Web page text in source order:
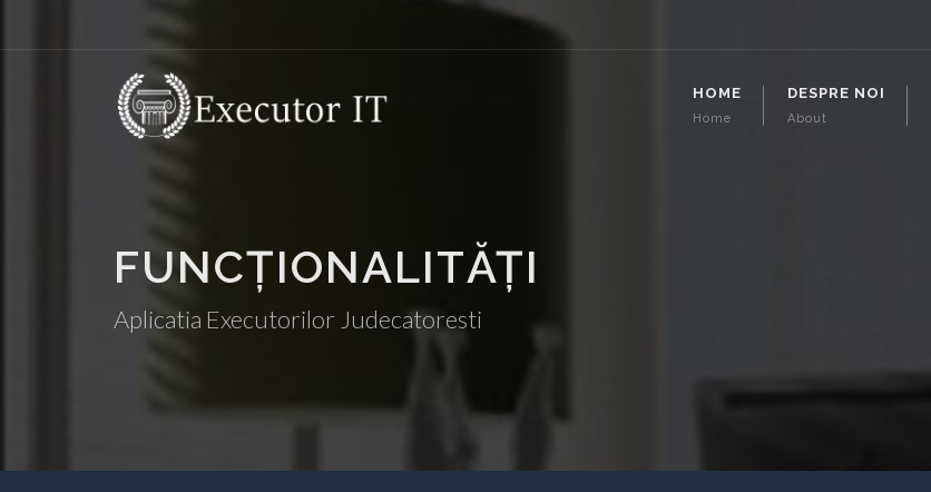
HOME
Home
DESPRE NOI
About
FUNCȚIONALITĂȚI
Aplicatia Executorilor Judecatoresti